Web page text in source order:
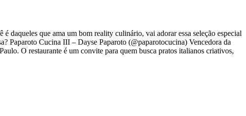
que ama um bom reality culinário, vai adorar essa seleção especial
Paparoto Cucina III – Dayse Paparoto (@paparotocucina) Vencedora da
O restaurante é um convite para quem busca pratos italianos criativos,